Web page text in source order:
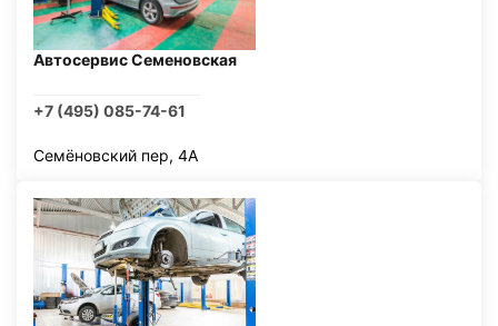
Автосервис Семеновская
+7 (495) 085-74-61
Семёновский пер, 4А